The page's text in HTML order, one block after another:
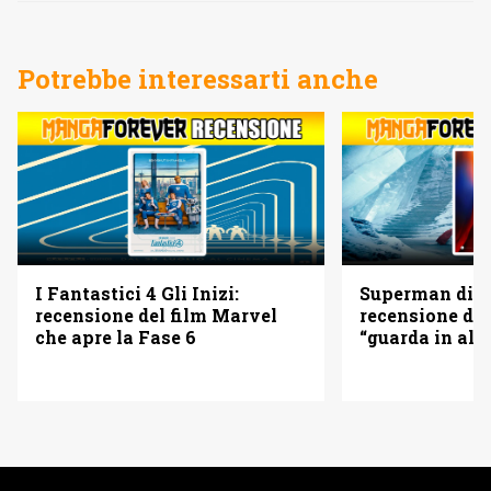
Potrebbe interessarti anche
I Fantastici 4 Gli Inizi:
recensione del film Marvel
che apre la Fase 6
Superman di
recensione
“guarda in